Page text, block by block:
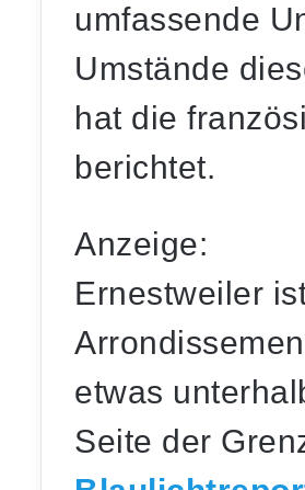
umfassende
Umstände
hat die
berichtet.
Anzeige:
Ernestweiler
etwas
Seite der